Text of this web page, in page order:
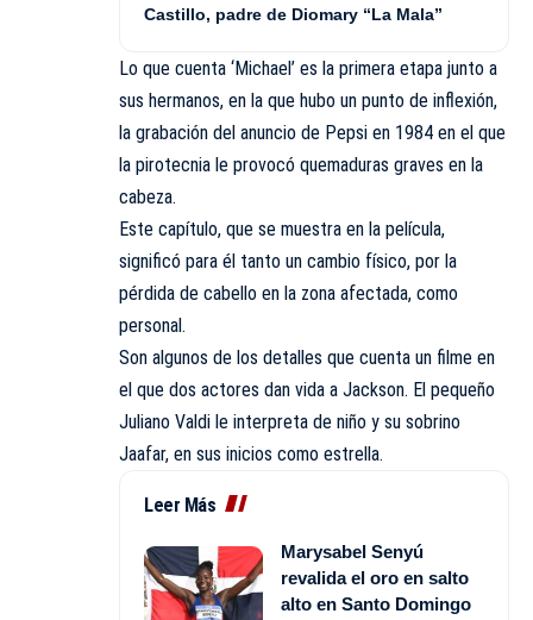
Castillo, padre de Diomary “La Mala”
Lo que cuenta ‘Michael’ es la primera etapa junto a
sus hermanos, en la que hubo un punto de inflexión,
la grabación del anuncio de Pepsi en 1984 en el que
la pirotecnia le provocó quemaduras graves en la
cabeza.
Este capítulo, que se muestra en la película,
significó para él tanto un cambio físico, por la
pérdida de cabello en la zona afectada, como
personal.
Son algunos de los detalles que cuenta un filme en
el que dos actores dan vida a Jackson. El pequeño
Juliano Valdi le interpreta de niño y su sobrino
Jaafar, en sus inicios como estrella.
Leer Más
Marysabel Senyú
revalida el oro en salto
alto en Santo Domingo